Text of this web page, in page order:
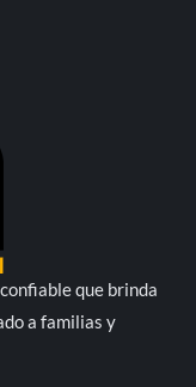
que brinda
a familias y